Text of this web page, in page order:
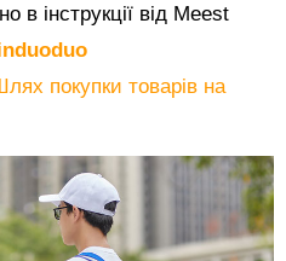
в інструкції від Meest
покупки товарів на